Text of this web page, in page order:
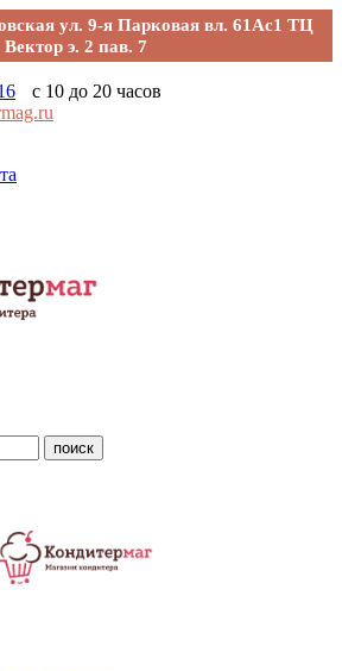
ул. 9-я Парковая вл. 61Ас1 ТЦ
Вектор э. 2 пав. 7
с 10 до 20 часов
поиск